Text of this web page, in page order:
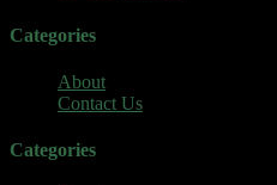
Categories
About
Contact Us
Categories